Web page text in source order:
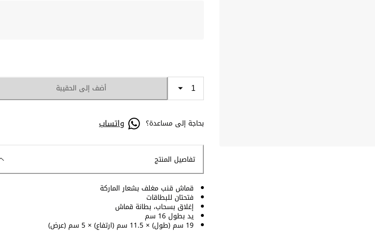
أضف إلى الحقيبة
بحاجة إلى مساعدة؟ واتساب
تفاصيل المنتج
قماش قنب مغلف بشعار الماركة
فتحتان للبطاقات
إغلاق بسحاب، بطانة قماش
يد بطول 16 سم
19 سم (طول) × 11.5 سم (ارتفاع) × 5 سم (عرض)